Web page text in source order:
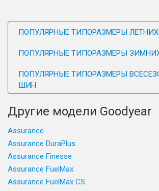
ПОПУЛЯРНЫЕ ТИПОРАЗМЕРЫ
ПОПУЛЯРНЫЕ ТИПОРАЗМЕРЫ
ПОПУЛЯРНЫЕ ТИПОРАЗМЕРЫ
ШИН
Другие модели Goodyear
Assurance
Assurance DuraPlus
Assurance Finesse
Assurance FuelMax
Assurance FuelMax CS